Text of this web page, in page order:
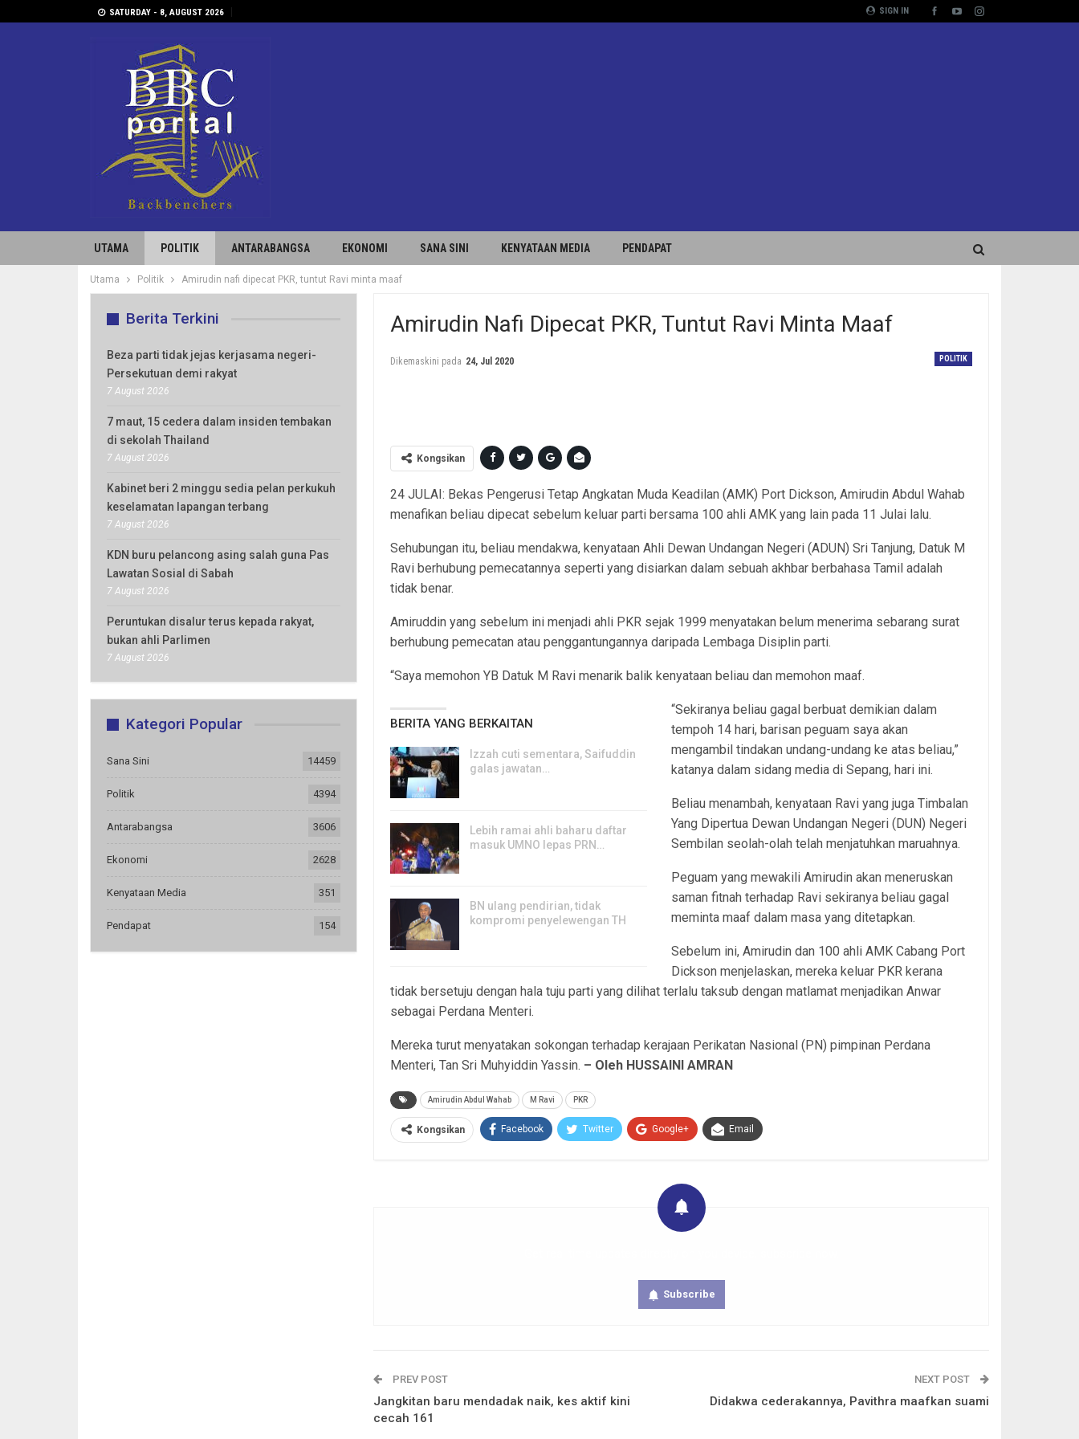
SIGN IN
SATURDAY - 8, AUGUST 2026
UTAMA POLITIK ANTARABANGSA EKONOMI SANA SINI KENYATAAN MEDIA PENDAPAT
Utama Politik Amirudin nafi dipecat PKR, tuntut Ravi minta maaf
Amirudin Nafi Dipecat PKR, Tuntut Ravi Minta Maaf
POLITIK
Dikemaskini pada 24, Jul 2020
Kongsikan
24 JULAI: Bekas Pengerusi Tetap Angkatan Muda Keadilan (AMK) Port Dickson, Amirudin Abdul Wahab
menafikan beliau dipecat sebelum keluar parti bersama 100 ahli AMK yang lain pada 11 Julai lalu.
Sehubungan itu, beliau mendakwa, kenyataan Ahli Dewan Undangan Negeri (ADUN) Sri Tanjung, Datuk M
Ravi berhubung pemecatannya seperti yang disiarkan dalam sebuah akhbar berbahasa Tamil adalah
tidak benar.
Amiruddin yang sebelum ini menjadi ahli PKR sejak 1999 menyatakan belum menerima sebarang surat
berhubung pemecatan atau penggantungannya daripada Lembaga Disiplin parti.
“Saya memohon YB Datuk M Ravi menarik balik kenyataan beliau dan memohon maaf.
BERITA YANG BERKAITAN
Izzah cuti sementara, Saifuddin
galas jawatan…
Lebih ramai ahli baharu daftar
masuk UMNO lepas PRN…
BN ulang pendirian, tidak
kompromi penyelewengan TH
“Sekiranya beliau gagal berbuat demikian dalam
tempoh 14 hari, barisan peguam saya akan
mengambil tindakan undang-undang ke atas beliau,”
katanya dalam sidang media di Sepang, hari ini.
Beliau menambah, kenyataan Ravi yang juga Timbalan
Yang Dipertua Dewan Undangan Negeri (DUN) Negeri
Sembilan seolah-olah telah menjatuhkan maruahnya.
Peguam yang mewakili Amirudin akan meneruskan
saman fitnah terhadap Ravi sekiranya beliau gagal
meminta maaf dalam masa yang ditetapkan.
Sebelum ini, Amirudin dan 100 ahli AMK Cabang Port
Dickson menjelaskan, mereka keluar PKR kerana
tidak bersetuju dengan hala tuju parti yang dilihat terlalu taksub dengan matlamat menjadikan Anwar
sebagai Perdana Menteri.
Mereka turut menyatakan sokongan terhadap kerajaan Perikatan Nasional (PN) pimpinan Perdana
Menteri, Tan Sri Muhyiddin Yassin. – Oleh HUSSAINI AMRAN
Amirudin Abdul Wahab M Ravi PKR
Kongsikan Facebook Twitter Google+ Email
Subscribe
PREV POST
Jangkitan baru mendadak naik, kes aktif kini
cecah 161
NEXT POST
Didakwa cederakannya, Pavithra maafkan suami
Berita Terkini
Beza parti tidak jejas kerjasama negeri-
Persekutuan demi rakyat
7 August 2026
7 maut, 15 cedera dalam insiden tembakan
di sekolah Thailand
7 August 2026
Kabinet beri 2 minggu sedia pelan perkukuh
keselamatan lapangan terbang
7 August 2026
KDN buru pelancong asing salah guna Pas
Lawatan Sosial di Sabah
7 August 2026
Peruntukan disalur terus kepada rakyat,
bukan ahli Parlimen
7 August 2026
Kategori Popular
Sana Sini 14459
Politik 4394
Antarabangsa 3606
Ekonomi 2628
Kenyataan Media 351
Pendapat 154